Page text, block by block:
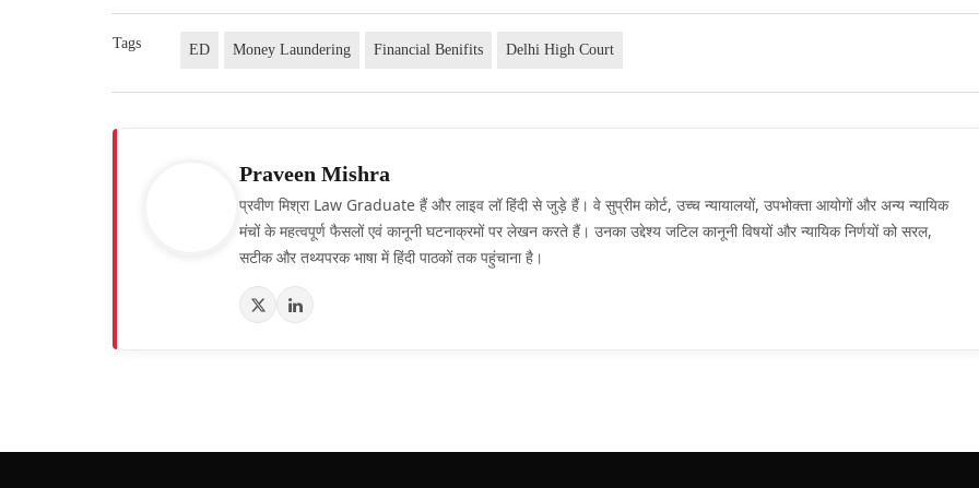
Tags ED Money Laundering Financial Benifits Delhi High Court
Praveen Mishra
प्रवीण मिश्रा Law Graduate हैं और लाइव लॉ हिंदी से जुड़े हैं। वे सुप्रीम कोर्ट, उच्च न्यायालयों, उपभोक्ता आयोगों और अन्य न्यायिक
मंचों के महत्वपूर्ण फैसलों एवं कानूनी घटनाक्रमों पर लेखन करते हैं। उनका उद्देश्य जटिल कानूनी विषयों और न्यायिक निर्णयों को सरल,
सटीक और तथ्यपरक भाषा में हिंदी पाठकों तक पहुंचाना है।